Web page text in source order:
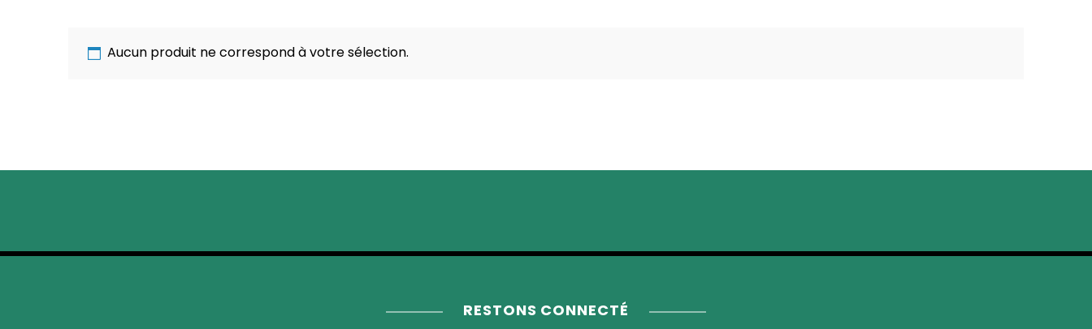
Aucun produit ne correspond à votre sélection.
RESTONS CONNECTÉ